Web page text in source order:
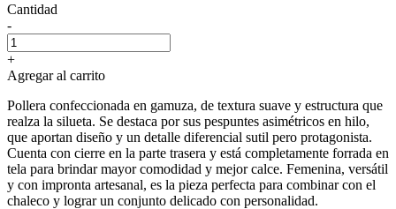
Cantidad
-
+
Agregar al carrito
Pollera confeccionada en gamuza, de textura suave y estructura que
realza la silueta. Se destaca por sus pespuntes asimétricos en hilo,
que aportan diseño y un detalle diferencial sutil pero protagonista.
Cuenta con cierre en la parte trasera y está completamente forrada en
tela para brindar mayor comodidad y mejor calce. Femenina, versátil
y con impronta artesanal, es la pieza perfecta para combinar con el
chaleco y lograr un conjunto delicado con personalidad.